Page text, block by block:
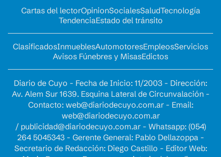
Cartas del lectorOpinionSocialesSaludTecnología
TendenciaEstado del tránsito
ClasificadosInmueblesAutomotoresEmpleosServicios
Avisos Fúnebres y MisasEdictos
Diario de Cuyo - Fecha de Inicio: 11/2003 - Dirección:
Av. Alem Sur 1639. Esquina Lateral de Circunvalación -
Contacto: web@diariodecuyo.com.ar- Email:
web@diariodecuyo.com.ar
/ publicidad@diariodecuyo.com.ar- Whatsapp: (054)
264 5045343 - Gerente General: Pablo Dellazoppa -
Secretario de Redacción: Diego Castillo - Editor Web: